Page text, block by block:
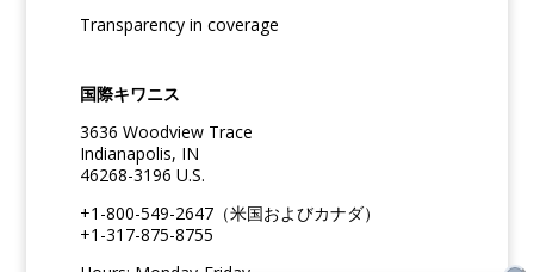
Transparency in coverage
国際キワニス
3636 Woodview Trace
Indianapolis, IN
46268-3196 U.S.
+1-800-549-2647（米国およびカナダ）
+1-317-875-8755